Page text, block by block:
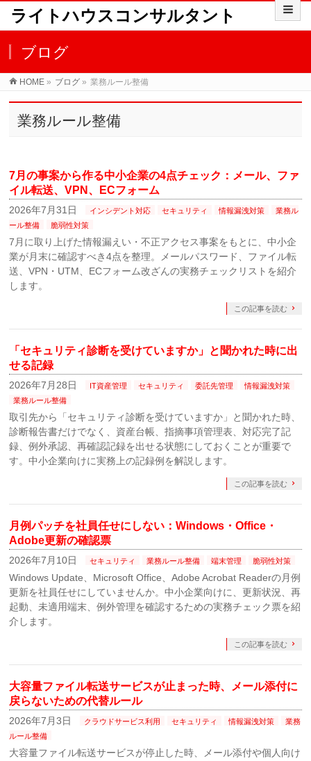
ライトハウスコンサルタント
ブログ
HOME » ブログ » 業務ルール整備
業務ルール整備
7月の事案から作る中小企業の4点チェック：メール、ファ
イル転送、VPN、ECフォーム
2026年7月31日 インシデント対応 セキュリティ 情報漏洩対策
業務ル
ール整備
脆弱性対策
7月に取り上げた情報漏えい・不正アクセス事案をもとに、中小企
業が月末に確認すべき4点を整理。メールパスワード、ファイル転
送、VPN・UTM、ECフォーム改ざんの実務チェックリストを紹介
します。
この記事を読む
「セキュリティ診断を受けていますか」と聞かれた時に出
せる記録
2026年7月28日 IT資産管理 セキュリティ 委託先管理
情報漏洩対策
業務ルール整備
取引先から「セキュリティ診断を受けていますか」と聞かれた時、
診断報告書だけでなく、資産台帳、指摘事項管理表、対応完了記
録、例外承認、再確認記録を出せる状態にしておくことが重要で
す。中小企業向けに実務上の記録例を解説します。
この記事を読む
月例パッチを社員任せにしない：Windows・Office・
Adobe更新の確認票
2026年7月10日 セキュリティ 業務ルール整備 端末管理 脆弱性対策
Windows Update、Microsoft Office、Adobe Acrobat Readerの月例
更新を社員任せにしていませんか。中小企業向けに、更新状況、再
起動、未適用端末、例外管理を確認するための実務チェック票を紹
介します。
この記事を読む
大容量ファイル転送サービスが止まった時、メール添付に
戻らないための代替ルール
2026年7月3日 クラウドサービス利用 セキュリティ 情報漏洩対策
業務
ルール整備
大容量ファイル転送サービスが停止した時、メール添付や個人向け